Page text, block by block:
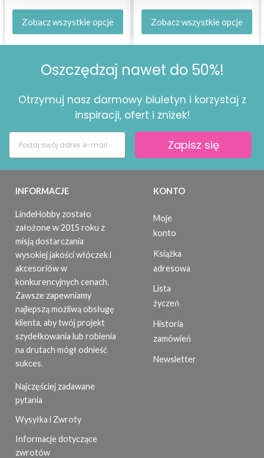
Zobacz wszystkie opcje Zobacz wszystkie opcje
Oszczędzaj nawet do 50%!
Otrzymuj nasz darmowy biuletyn i korzystaj z
inspiracji, ofert i zniżek!
Zapisz się
INFORMACJE
LindeHobby zostało
założone w 2015 roku z
misją dostarczania
wysokiej jakości włóczek i
akcesoriów w
konkurencyjnych cenach.
Zawsze zapewniamy
najlepszą możliwą obsługę
klienta, aby twój projekt
szydełkowania lub robienia
na drutach mógł odnieść
sukces.
Najczęściej zadawane
pytania
Wysyłka i Zwroty
Informacje dotyczące
zwrotów
KONTO
Moje
konto
Książka
adresowa
Lista
życzeń
Historia
zamówień
Newsletter